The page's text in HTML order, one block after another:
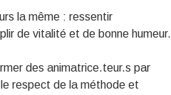
la même : ressentir
de vitalité et de bonne humeur.
des animatrice.teur.s par
respect de la méthode et